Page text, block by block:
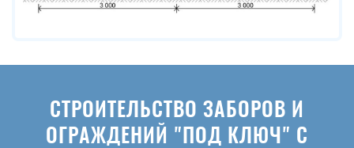
СТРОИТЕЛЬСТВО ЗАБОРОВ И
ОГРАЖДЕНИЙ "ПОД КЛЮЧ" С